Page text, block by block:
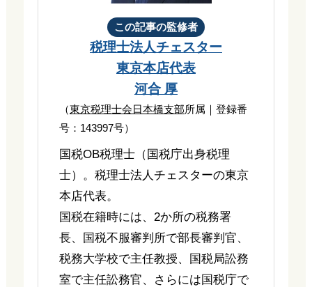
この記事の監修者
税理士法人チェスター
東京本店代表
河合 厚
（東京税理士会日本橋支部所属｜登録番
号：143997号）
国税OB税理士（国税庁出身税理
士）。税理士法人チェスターの東京
本店代表。
国税在籍時には、2か所の税務署
長、国税不服審判所で部長審判官、
税務大学校で主任教授、国税局訟務
室で主任訟務官、さらには国税庁で